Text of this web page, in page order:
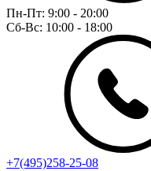
Пн-Пт: 9:00 - 20:00
Сб-Вс: 10:00 - 18:00
+7(495)258-25-08